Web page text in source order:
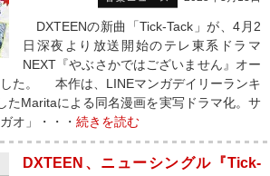
DXTEENの新曲「Tick-Tack」が、4月2
日深夜より放送開始のテレ東系ドラマ
NEXT『やぶさかではございません』オー
た。 本作は、LINEマンガデイリーランキ
たMaritaによる同名漫画を実写ドラマ化。サ
オ」・・・ 続きを読む
DXTEEN、ニューシングル『Tick-